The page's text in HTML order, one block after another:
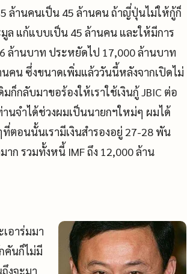
ล้านคนเป็น 45 ล้านคน ถ้าญี่ปุ่นไม่ให้กู้ก็
ล แก้แบบเป็น 45 ล้านคน และให้มีการ
ล้านบาท ประหยัดไป 17,000 ล้านบาท
คน ซึ่งขนาดเพิ่มแล้ววันนี้หลังจากเปิดไม่
ลับมาขอร้องให้เราใช้เงินกู้ JBIC ต่อ
านจำได้ช่วงผมเป็นนายกฯใหม่ๆ ผมได้
ตอนนั้นเรามีเงินสำรองอยู่ 27-28 พัน
าก รวมทั้งหนี้ IMF ถึง 12,000 ล้าน
อาร่มมา
คันก็ไม่มี
งจะมา